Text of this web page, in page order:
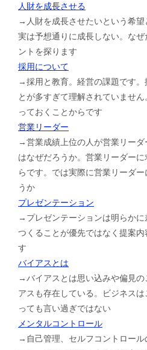
人財を成長させる
→人財を成長させたいという希望
実は予想通りに成長しない。な
ントを探ります
採用について
→採用と教育。経営の課題です。
とが多すぎて理解されていませ
っておくことからです
営業リーダー
→営業成績上位の人が営業リー
はなぜだろうか。営業リーダー
らです。では実際に営業リーダ
うか
プレゼンテーション
→プレゼンテーションは明らかに
つくることが優先ではなく提案
す
バイアスとは
→バイアスとは思い込みや偏見の
アスも存在している。ビジネス
っても言い過ぎではない
メンタルコントロール
→自己管理、セルフコントロール